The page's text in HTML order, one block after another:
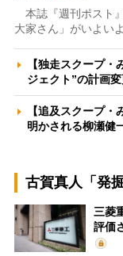
本誌『週刊ポスト
大家さん」がいよい
【独走スクープ
ジェクト”の計画
【追及スクープ
明かされる柳瀬健
古賀真人「発
三菱
評価